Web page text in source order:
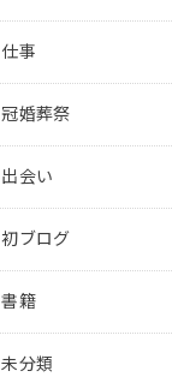
仕事
冠婚葬祭
出会い
初ブログ
書籍
未分類